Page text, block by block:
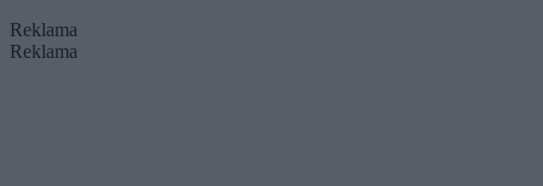
Reklama
Reklama